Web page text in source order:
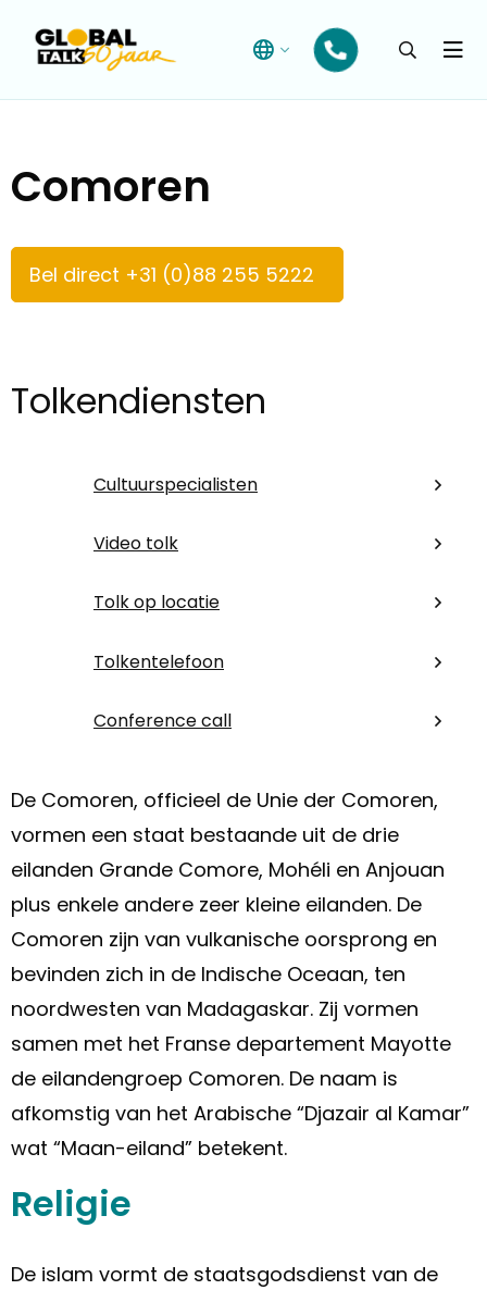
Open
Comoren
Bel direct +31 (0)88 255 5222
Tolkendiensten
Cultuurspecialisten
Video tolk
Tolk op locatie
Tolkentelefoon
Conference call
De Comoren, officieel de Unie der Comoren,
vormen een staat bestaande uit de drie
eilanden Grande Comore, Mohéli en Anjouan
plus enkele andere zeer kleine eilanden. De
Comoren zijn van vulkanische oorsprong en
bevinden zich in de Indische Oceaan, ten
noordwesten van Madagaskar. Zij vormen
samen met het Franse departement Mayotte
de eilandengroep Comoren. De naam is
afkomstig van het Arabische “Djazair al Kamar”
wat “Maan-eiland” betekent.
Religie
De islam vormt de staatsgodsdienst van de